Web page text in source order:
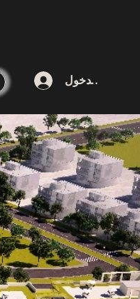
تسجيل الدخول